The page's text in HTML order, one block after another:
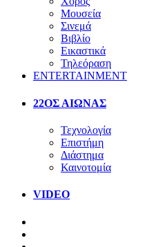
Μουσεία
Σινεμά
Βιβλίο
Εικαστικά
Τηλεόραση
ENTERTAINMENT
22ΟΣ ΑΙΩΝΑΣ
Τεχνολογία
Επιστήμη
Διάστημα
Καινοτομία
VIDEO